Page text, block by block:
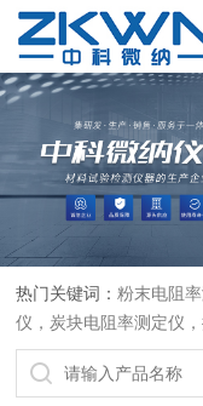
热门关键词：粉末电阻
仪，炭块电阻率测定仪
炭块热膨胀仪，炭块透